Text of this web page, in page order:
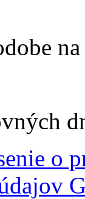
na
o